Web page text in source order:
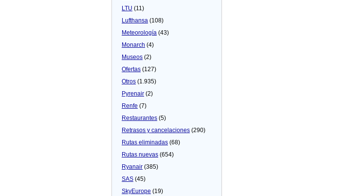
LTU (11)
Lufthansa (108)
Meteorologí­a (43)
Monarch (4)
Museos (2)
Ofertas (127)
Otros (1.935)
Pyrenair (2)
Renfe (7)
Restaurantes (5)
Retrasos y cancelaciones (290)
Rutas eliminadas (68)
Rutas nuevas (654)
Ryanair (385)
SAS (45)
SkyEurope (19)